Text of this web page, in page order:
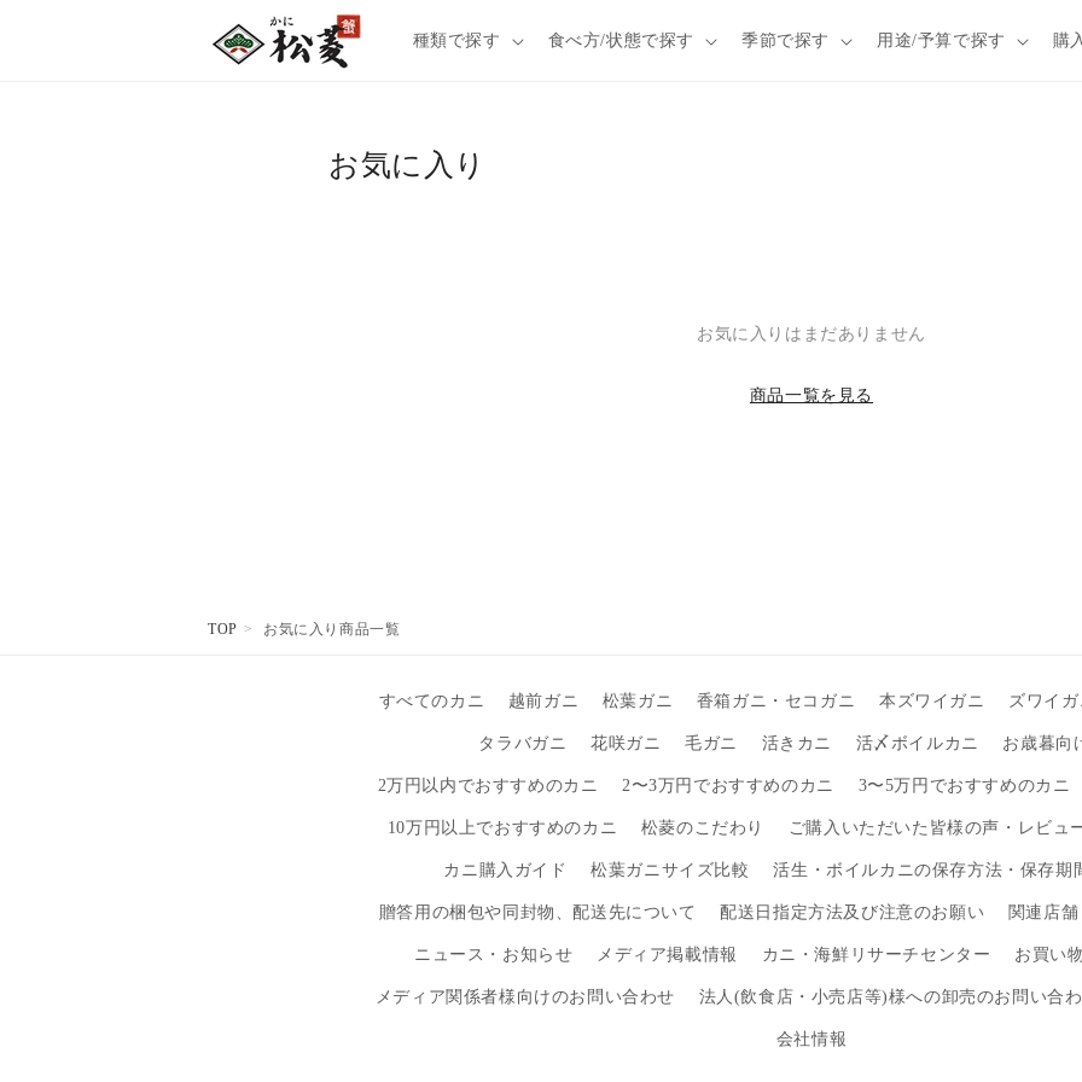
種類で探す 食べ方/状態で探す 季節で探す 用途/予算で探す 購
お気に入り
お気に入りはまだありません
商品一覧を見る
TOP お気に入り商品一覧
すべてのカニ 越前ガニ 松葉ガニ 香箱ガニ・セコガニ 本ズワイガニ ズワイガ
タラバガニ 花咲ガニ 毛ガニ 活きカニ 活〆ボイルカニ お歳暮向
2万円以内でおすすめのカニ 2〜3万円でおすすめのカニ 3〜5万円でおすすめのカニ
10万円以上でおすすめのカニ 松菱のこだわり ご購入いただいた皆様の声・レビュ
カニ購入ガイド 松葉ガニサイズ比較 活生・ボイルカニの保存方法・保存期
贈答用の梱包や同封物、配送先について 配送日指定方法及び注意のお願い 関連店
ニュース・お知らせ メディア掲載情報 カニ・海鮮リサーチセンター お買い
メディア関係者様向けのお問い合わせ 法人(飲食店・小売店等)様への卸売のお問い合
会社情報